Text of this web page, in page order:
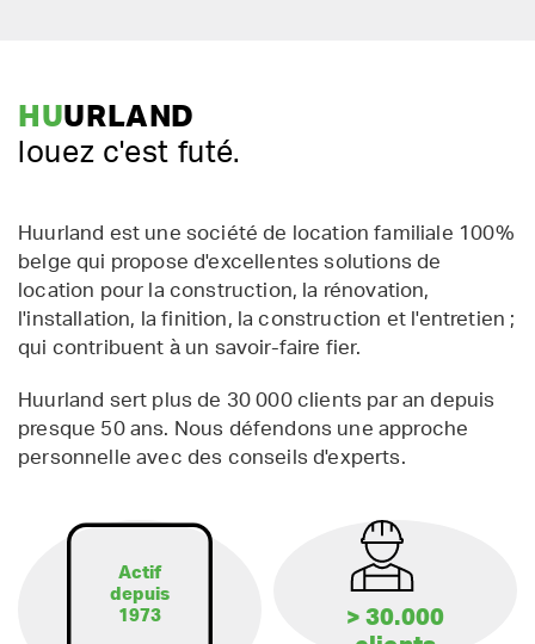
HUURLAND
louez c'est futé.
Huurland est une société de location familiale 100%
belge qui propose d'excellentes solutions de
location pour la construction, la rénovation,
l'installation, la finition, la construction et l'entretien ;
qui contribuent à un savoir-faire fier.
Huurland sert plus de 30 000 clients par an depuis
presque 50 ans. Nous défendons une approche
personnelle avec des conseils d'experts.
Actif
depuis
1973
> 30.000